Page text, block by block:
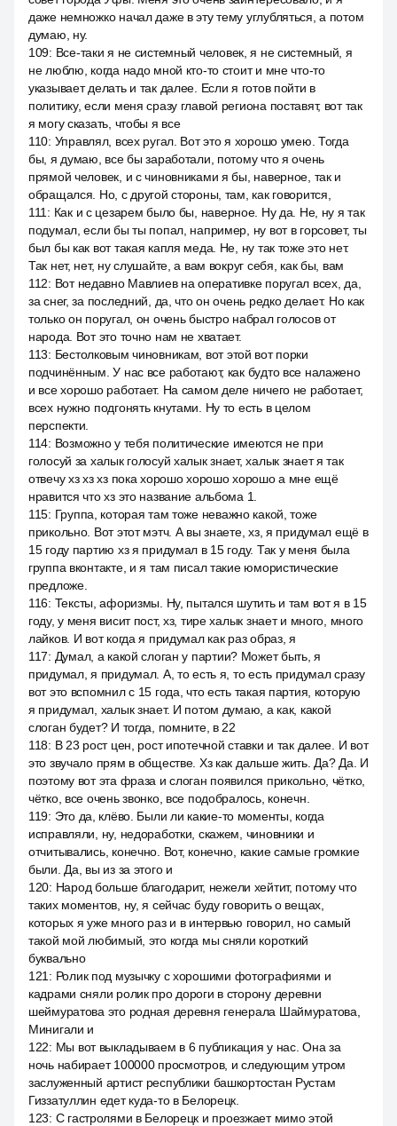
даже немножко начал даже в эту тему углубляться, а потом
думаю, ну.
109: Все-таки я не системный человек, я не системный, я
не люблю, когда надо мной кто-то стоит и мне что-то
указывает делать и так далее. Если я готов пойти в
политику, если меня сразу главой региона поставят, вот так
я могу сказать, чтобы я все
110: Управлял, всех ругал. Вот это я хорошо умею. Тогда
бы, я думаю, все бы заработали, потому что я очень
прямой человек, и с чиновниками я бы, наверное, так и
обращался. Но, с другой стороны, там, как говорится,
111 : Как и с цезарем было бы, наверное. Ну да. Не, ну я так
подумал, если бы ты попал, например, ну вот в горсовет, ты
был бы как вот такая капля меда. Не, ну так тоже это нет.
Так нет, нет, ну слушайте, а вам вокруг себя, как бы, вам
112: Вот недавно Мавлиев на оперативке поругал всех, да,
за снег, за последний, да, что он очень редко делает. Но как
только он поругал, он очень быстро набрал голосов от
народа. Вот это точно нам не хватает.
113: Бестолковым чиновникам, вот этой вот порки
подчинённым. У нас все работают, как будто все налажено
и все хорошо работает. На самом деле ничего не работает,
всех нужно подгонять кнутами. Ну то есть в целом
перспекти.
114: Возможно у тебя политические имеются не при
голосуй за халык голосуй халык знает, халык знает я так
отвечу хз хз хз пока хорошо хорошо хорошо а мне ещё
нравится что хз это название альбома 1.
115: Группа, которая там тоже неважно какой, тоже
прикольно. Вот этот мэтч. А вы знаете, хз, я придумал ещё в
15 году партию хз я придумал в 15 году. Так у меня была
группа вконтакте, и я там писал такие юмористические
предложе.
116: Тексты, афоризмы. Ну, пытался шутить и там вот я в 15
году, у меня висит пост, хз, тире халык знает и много, много
лайков. И вот когда я придумал как раз образ, я
117: Думал, а какой слоган у партии? Может быть, я
придумал, я придумал. А, то есть я, то есть придумал сразу
вот это вспомнил с 15 года, что есть такая партия, которую
я придумал, халык знает. И потом думаю, а как, какой
слоган будет? И тогда, помните, в 22
118: В 23 рост цен, рост ипотечной ставки и так далее. И вот
это звучало прям в обществе. Хз как дальше жить. Да? Да. И
поэтому вот эта фраза и слоган появился прикольно, чётко,
чётко, все очень звонко, все подобралось, конечн.
119: Это да, клёво. Были ли какие-то моменты, когда
исправляли, ну, недоработки, скажем, чиновники и
отчитывались, конечно. Вот, конечно, какие самые громкие
были. Да, вы из за этого и
120: Народ больше благодарит, нежели хейтит, потому что
таких моментов, ну, я сейчас буду говорить о вещах,
которых я уже много раз и в интервью говорил, но самый
такой мой любимый, это когда мы сняли короткий
буквально
121 : Ролик под музычку с хорошими фотографиями и
кадрами сняли ролик про дороги в сторону деревни
шеймуратова это родная деревня генерала Шаймуратова,
Минигали и
122: Мы вот выкладываем в 6 публикация у нас. Она за
ночь набирает 100000 просмотров, и следующим утром
заслуженный артист республики башкортостан Рустам
Гиззатуллин едет куда-то в Белорецк.
123: С гастролями в Белорецк и проезжает мимо этой